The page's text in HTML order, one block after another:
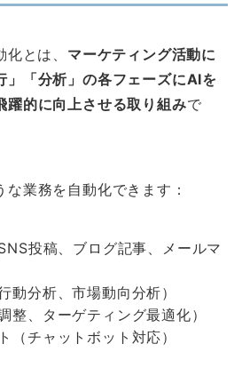
とは、 マーケティング活動に
」「分析」の各フェーズにAIを
躍的に向上させる取り組みで
業務を自動化できます：
投稿、ブログ記事、メールマ
動分析、市場動向分析）
整、ターゲティング最適化）
（チャットボット対応）